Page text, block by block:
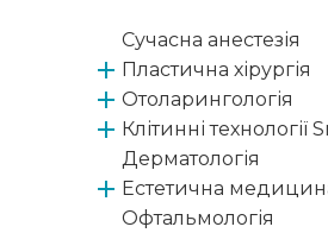
Сучасна анестезія
Пластична хірургія
Отоларингологія
Клітинні технології
Дерматологія
Естетична
Офтальмологія